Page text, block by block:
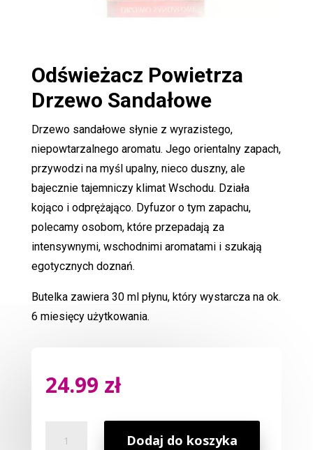
Odświeżacz Powietrza
Drzewo Sandałowe
Drzewo sandałowe słynie z wyrazistego,
niepowtarzalnego aromatu. Jego orientalny zapach,
przywodzi na myśl upalny, nieco duszny, ale
bajecznie tajemniczy klimat Wschodu. Działa
kojąco i odprężająco. Dyfuzor o tym zapachu,
polecamy osobom, które przepadają za
intensywnymi, wschodnimi aromatami i szukają
egotycznych doznań.
Butelka zawiera 30 ml płynu, który wystarcza na ok.
6 miesięcy użytkowania.
24.99 zł
Odświeżacz
Dodaj do koszyka